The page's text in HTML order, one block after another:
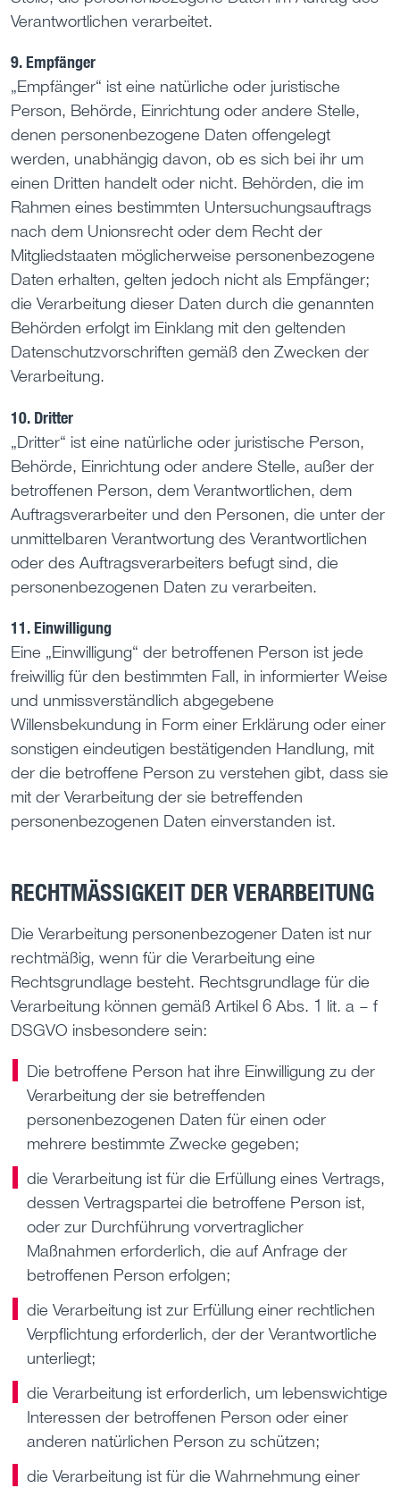
Verantwortlichen verarbeitet.
9. Empfänger
„Empfänger“ ist eine natürliche oder juristische
Person, Behörde, Einrichtung oder andere Stelle,
denen personenbezogene Daten offengelegt
werden, unabhängig davon, ob es sich bei ihr um
einen Dritten handelt oder nicht. Behörden, die im
Rahmen eines bestimmten Untersuchungsauftrags
nach dem Unionsrecht oder dem Recht der
Mitgliedstaaten möglicherweise personenbezogene
Daten erhalten, gelten jedoch nicht als Empfänger;
die Verarbeitung dieser Daten durch die genannten
Behörden erfolgt im Einklang mit den geltenden
Datenschutzvorschriften gemäß den Zwecken der
Verarbeitung.
10. Dritter
„Dritter“ ist eine natürliche oder juristische Person,
Behörde, Einrichtung oder andere Stelle, außer der
betroffenen Person, dem Verantwortlichen, dem
Auftragsverarbeiter und den Personen, die unter der
unmittelbaren Verantwortung des Verantwortlichen
oder des Auftragsverarbeiters befugt sind, die
personenbezogenen Daten zu verarbeiten.
11. Einwilligung
Eine „Einwilligung“ der betroffenen Person ist jede
freiwillig für den bestimmten Fall, in informierter Weise
und unmissverständlich abgegebene
Willensbekundung in Form einer Erklärung oder einer
sonstigen eindeutigen bestätigenden Handlung, mit
der die betroffene Person zu verstehen gibt, dass sie
mit der Verarbeitung der sie betreffenden
personenbezogenen Daten einverstanden ist.
RECHTMÄSSIGKEIT DER VERARBEITUNG
Die Verarbeitung personenbezogener Daten ist nur
rechtmäßig, wenn für die Verarbeitung eine
Rechtsgrundlage besteht. Rechtsgrundlage für die
Verarbeitung können gemäß Artikel 6 Abs. 1 lit. a – f
DSGVO insbesondere sein:
Die betroffene Person hat ihre Einwilligung zu der
Verarbeitung der sie betreffenden
personenbezogenen Daten für einen oder
mehrere bestimmte Zwecke gegeben;
die Verarbeitung ist für die Erfüllung eines Vertrags,
dessen Vertragspartei die betroffene Person ist,
oder zur Durchführung vorvertraglicher
Maßnahmen erforderlich, die auf Anfrage der
betroffenen Person erfolgen;
die Verarbeitung ist zur Erfüllung einer rechtlichen
Verpflichtung erforderlich, der der Verantwortliche
unterliegt;
die Verarbeitung ist erforderlich, um lebenswichtige
Interessen der betroffenen Person oder einer
anderen natürlichen Person zu schützen;
die Verarbeitung ist für die Wahrnehmung einer